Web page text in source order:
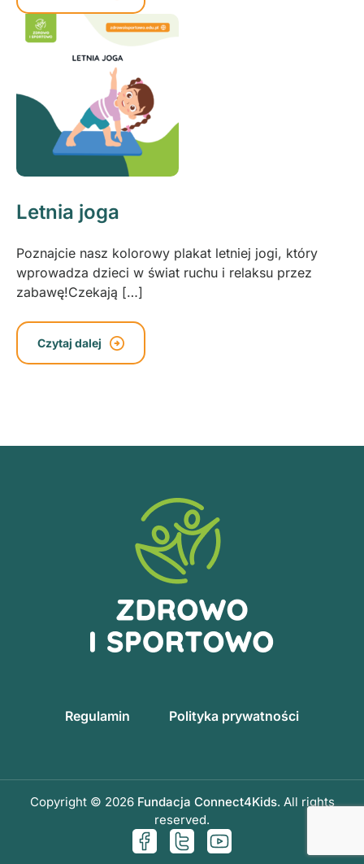
Letnia joga
Poznajcie nasz kolorowy plakat letniej jogi, który
wprowadza dzieci w świat ruchu i relaksu przez
zabawę!Czekają […]
Czytaj dalej
Regulamin Polityka prywatności
Copyright © 2026 Fundacja Connect4Kids. All rights
reserved.